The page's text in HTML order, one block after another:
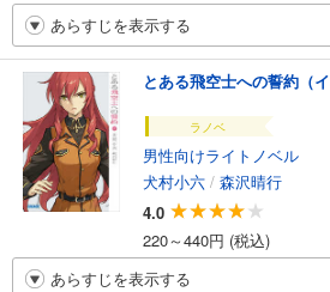
あらすじを表示する
とある飛空士への誓約（
ラノベ
男性向けライトノベル
犬村小六 / 森沢晴行
4.0
220～440円 (税込)
あらすじを表示する